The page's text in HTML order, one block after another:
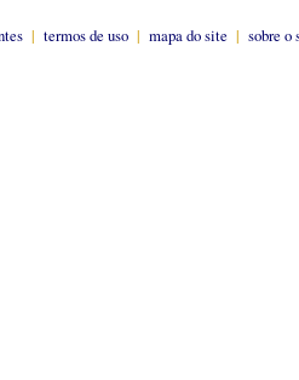
| termos de uso | mapa do site | sobre o